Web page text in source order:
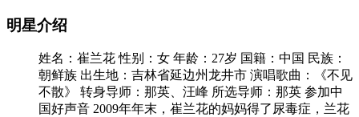
明星介绍
姓名：崔兰花 性别：女 年龄：27岁 国籍：中国 民族：
朝鲜族 出生地：吉林省延边州龙井市 演唱歌曲：《不见
不散》 转身导师：那英、汪峰 所选导师：那英 参加中
国好声音 2009年年末，崔兰花的妈妈得了尿毒症，兰花